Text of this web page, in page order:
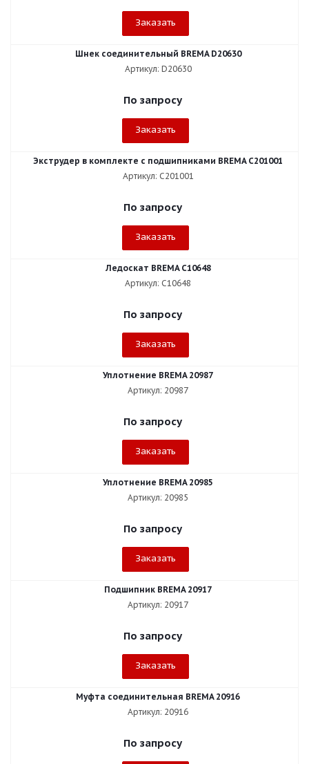
Заказать
Шнек соединительный BREMA D20630
Артикул: D20630
По запросу
Заказать
Экструдер в комплекте с подшипниками BREMA C201001
Артикул: C201001
По запросу
Заказать
Ледоскат BREMA C10648
Артикул: C10648
По запросу
Заказать
Уплотнение BREMA 20987
Артикул: 20987
По запросу
Заказать
Уплотнение BREMA 20985
Артикул: 20985
По запросу
Заказать
Подшипник BREMA 20917
Артикул: 20917
По запросу
Заказать
Муфта соединительная BREMA 20916
Артикул: 20916
По запросу